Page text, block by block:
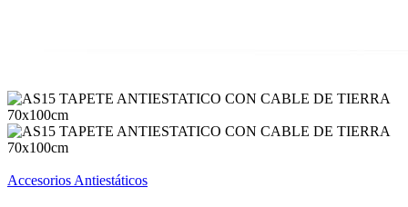
Accesorios Antiestáticos